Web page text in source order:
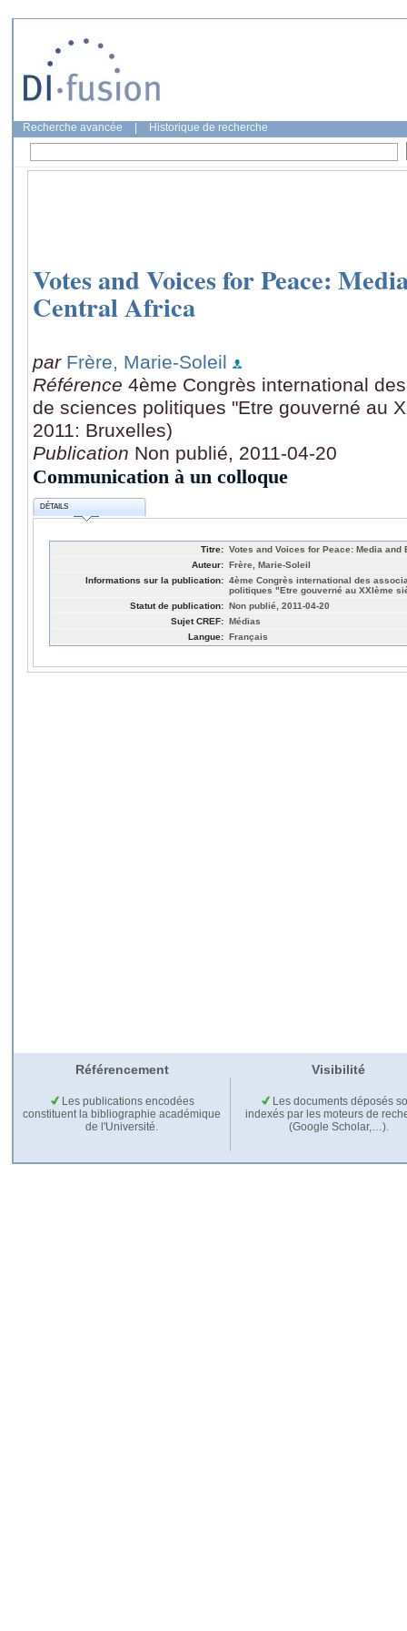
Recherche avancée Historique de recherche
Votes and Voices for Peace:
Central Africa
par Frère, Marie-Soleil
Référence 4ème Congrès international
de sciences politiques "Etre gouverné au
2011: Bruxelles)
Publication Non publié, 2011-04-20
Communication à un colloque
DÉTAILS
Titre: Votes and Voices for Peace: Media
Auteur: Frère, Marie-Soleil
Informations sur la publication: 4ème Congrès international des
politiques "Etre gouverné au XXIème
Statut de publication: Non publié, 2011-04-20
Sujet CREF: Médias
Langue: Français
Référencement Visibilité
Les publications encodées
constituent la bibliographie académique
de l'Université.
Les documents déposés
indexés par les moteurs de
(Google Scholar,…).